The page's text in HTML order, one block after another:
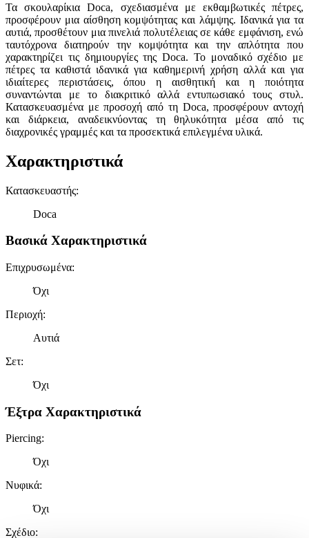
Τα σκουλαρίκια Doca, σχεδιασμένα με εκθαμβωτικές πέτρες,
προσφέρουν μια αίσθηση κομψότητας και λάμψης. Ιδανικά για τα
αυτιά, προσθέτουν μια πινελιά πολυτέλειας σε κάθε εμφάνιση, ενώ
ταυτόχρονα διατηρούν την κομψότητα και την απλότητα που
χαρακτηρίζει τις δημιουργίες της Doca. Το μοναδικό σχέδιο με
πέτρες τα καθιστά ιδανικά για καθημερινή χρήση αλλά και για
ιδιαίτερες περιστάσεις, όπου η αισθητική και η ποιότητα
συναντώνται με το διακριτικό αλλά εντυπωσιακό τους στυλ.
Κατασκευασμένα με προσοχή από τη Doca, προσφέρουν αντοχή
και διάρκεια, αναδεικνύοντας τη θηλυκότητα μέσα από τις
διαχρονικές γραμμές και τα προσεκτικά επιλεγμένα υλικά.
Χαρακτηριστικά
Κατασκευαστής:
Doca
Βασικά Χαρακτηριστικά
Επιχρυσωμένα:
Όχι
Περιοχή:
Αυτιά
Σετ:
Όχι
Έξτρα Χαρακτηριστικά
Piercing:
Όχι
Νυφικά:
Όχι
Σχέδιο: